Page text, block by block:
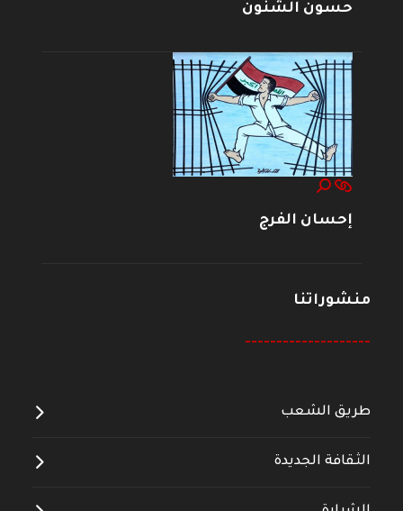
حسون الشنون
إحسان الفرج
منشوراتنا
--------------------
طريق الشعب
الثقافة الجديدة